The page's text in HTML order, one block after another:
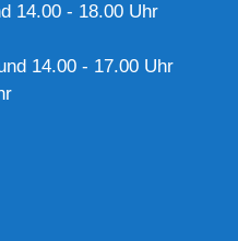
14.00 - 18.00 Uhr
14.00 - 17.00 Uhr